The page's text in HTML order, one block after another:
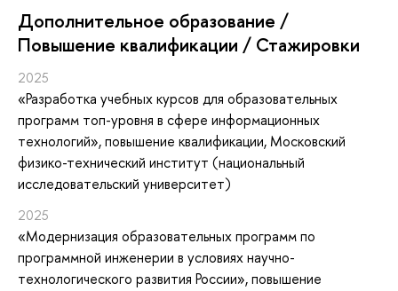
Дополнительное образование /
Повышение квалификации / Стажировки
2025
«Разработка учебных курсов для образовательных
программ топ-уровня в сфере информационных
технологий», повышение квалификации, Московский
физико-технический институт (национальный
исследовательский университет)
2025
«Модернизация образовательных программ по
программной инженерии в условиях научно-
технологического развития России», повышение